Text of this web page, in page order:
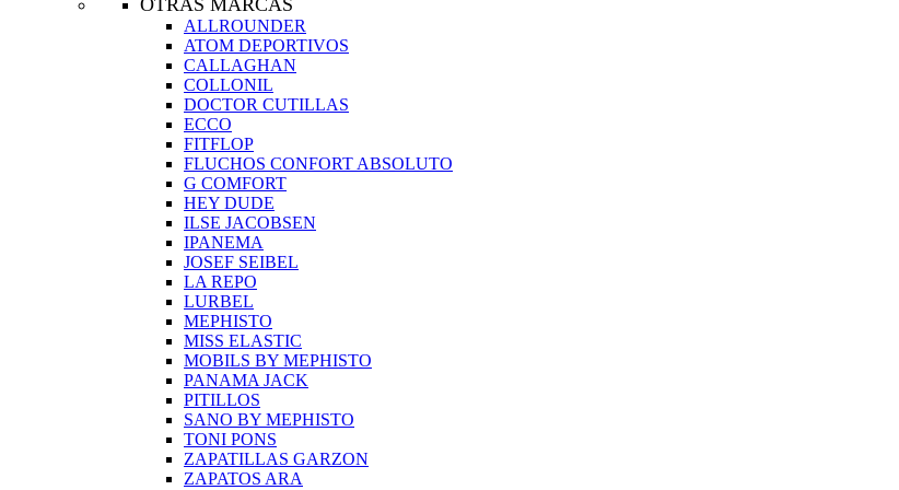
OTRAS MARCAS
ALLROUNDER
ATOM DEPORTIVOS
CALLAGHAN
COLLONIL
DOCTOR CUTILLAS
ECCO
FITFLOP
FLUCHOS CONFORT ABSOLUTO
G COMFORT
HEY DUDE
ILSE JACOBSEN
IPANEMA
JOSEF SEIBEL
LA REPO
LURBEL
MEPHISTO
MISS ELASTIC
MOBILS BY MEPHISTO
PANAMA JACK
PITILLOS
SANO BY MEPHISTO
TONI PONS
ZAPATILLAS GARZON
ZAPATOS ARA